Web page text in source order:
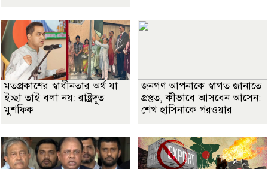
মতপ্রকাশের স্বাধীনতার অর্থ যা
ইচ্ছা তাই বলা নয়: রাষ্ট্রদূত
মুশফিক
জনগণ আপনাকে স্বাগত জানাতে
প্রস্তুত, কীভাবে আসবেন আসেন:
শেখ হাসিনাকে পরওয়ার